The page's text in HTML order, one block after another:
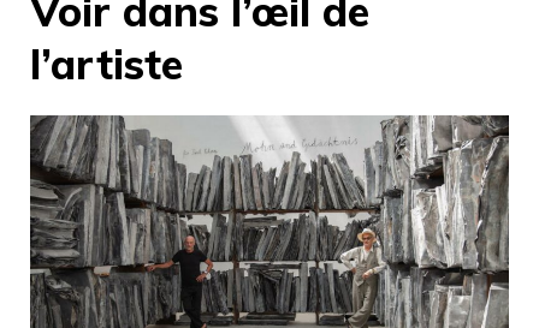
Voir dans l’œil de
l’artiste